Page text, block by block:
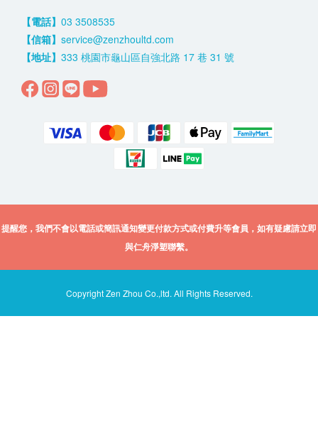
【電話】 03 3508535
【信箱】 service@zenzhoultd.com
【地址】 333 桃園市龜山區自強北路 17 巷 31 號
提醒您，我們不會以電話或簡訊通知變更付款方式或付費升等會員，如有疑慮請立即
與仁舟淨塑聯繫。
Copyright Zen Zhou Co.,ltd. All Rights Reserved.